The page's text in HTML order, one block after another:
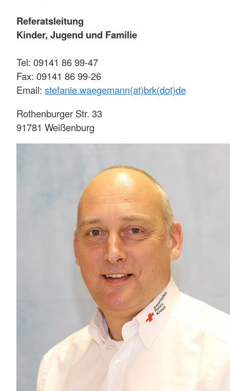
Referatsleitung
Kinder, Jugend und Familie
Tel: 09141 86 99-47
Fax: 09141 86 99-26
Email: stefanie.waegemann(at)brk(dot)de
Rothenburger Str. 33
91781 Weißenburg